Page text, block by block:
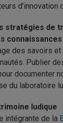
d’innovation
stratégies de
connaissances
des savoirs
Publier
documenter
du laboratoire
ludique
intégrante de la